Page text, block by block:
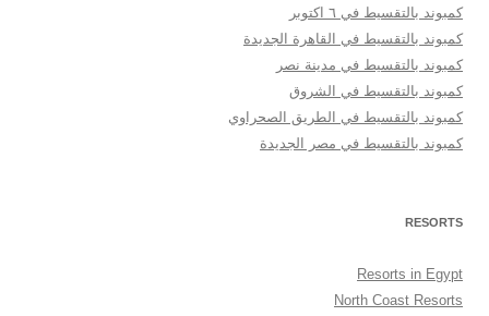
كمبوند بالتقسيط في ٦ اكتوبر
كمبوند بالتقسيط في القاهرة الجديدة
كمبوند بالتقسيط في مدينة نصر
كمبوند بالتقسيط في الشروق
كمبوند بالتقسيط في الطريق الصحراوي
كمبوند بالتقسيط في مصر الجديدة
RESORTS
Resorts in Egypt
North Coast Resorts